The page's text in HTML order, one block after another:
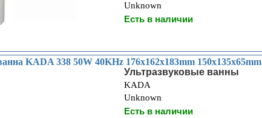
Unknown
Есть в наличии
KADA 338 50W 40KHz 176x162x183mm 150x135x65mm
Ультразвуковые ванны
KADA
Unknown
Есть в наличии